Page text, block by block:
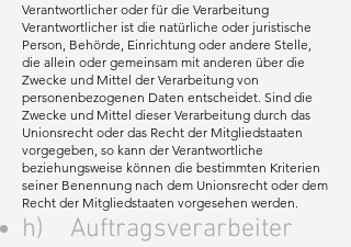
Verantwortlicher oder für die Verarbeitung
Verantwortlicher ist die natürliche oder juristische
Person, Behörde, Einrichtung oder andere Stelle,
die allein oder gemeinsam mit anderen über die
Zwecke und Mittel der Verarbeitung von
personenbezogenen Daten entscheidet. Sind die
Zwecke und Mittel dieser Verarbeitung durch das
Unionsrecht oder das Recht der Mitgliedstaaten
vorgegeben, so kann der Verantwortliche
beziehungsweise können die bestimmten Kriterien
seiner Benennung nach dem Unionsrecht oder dem
Recht der Mitgliedstaaten vorgesehen werden.
h) Auftragsverarbeiter